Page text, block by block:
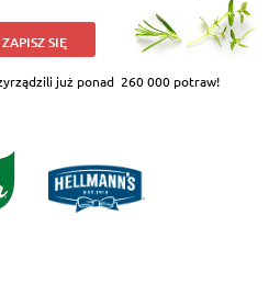
ZAPISZ SIĘ
już ponad 260 000 potraw!